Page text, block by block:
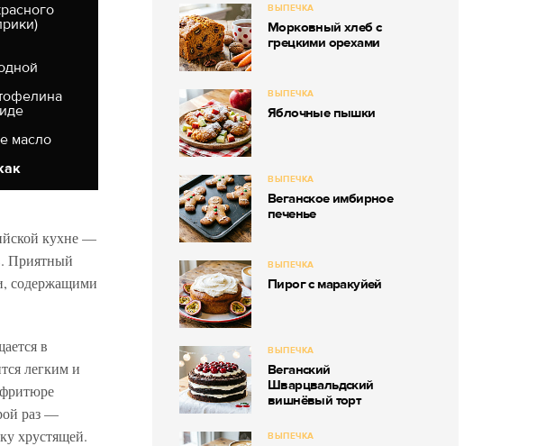
масло
кухне —
Приятный
содержащими
в
легким и
раз —
хрустящей.
ВЫПЕЧКА
Морковный хлеб с
грецкими орехами
ВЫПЕЧКА
Яблочные пышки
ВЫПЕЧКА
Веганское имбирное
печенье
ВЫПЕЧКА
Пирог с маракуйей
ВЫПЕЧКА
Веганский
Шварцвальдский
вишнёвый торт
ВЫПЕЧКА